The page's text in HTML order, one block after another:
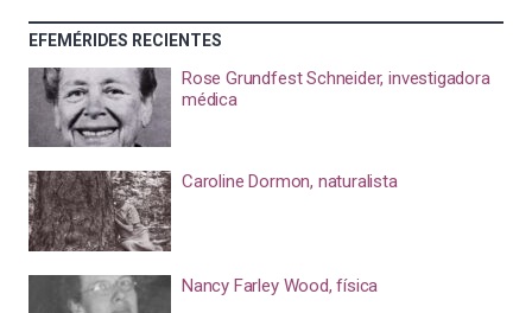
EFEMÉRIDES RECIENTES
Rose Grundfest Schneider, investigadora
médica
Caroline Dormon, naturalista
Nancy Farley Wood, física